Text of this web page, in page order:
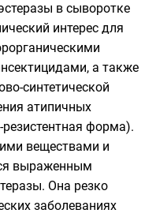
в сыворотке
интерес для
а также
синтетической
атипичных
форма).
веществами и
выраженным
Она резко
заболеваниях